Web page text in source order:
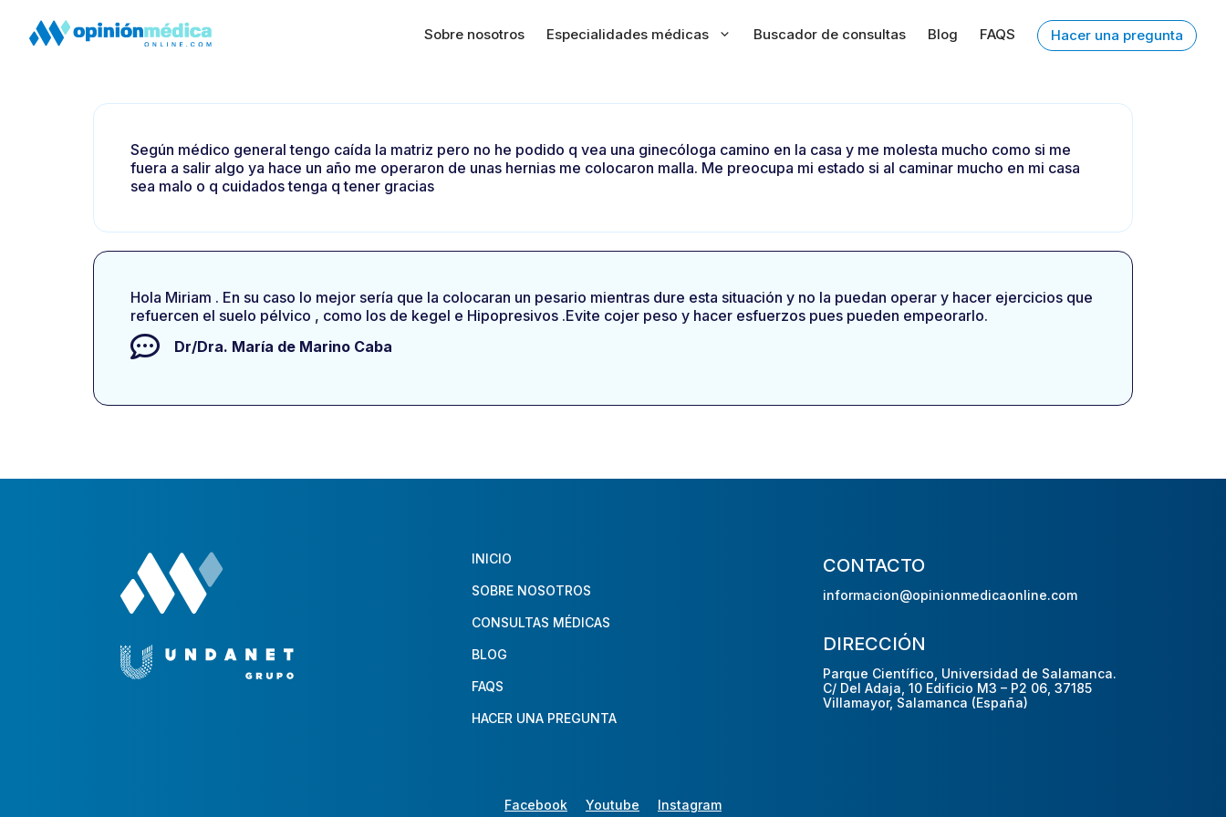
Sobre nosotros Especialidades médicas Buscador de consultas Blog FAQS Hacer una pregunta
Según médico general tengo caída la matriz pero no he podido q vea una ginecóloga camino en la casa y me molesta mucho como si me
fuera a salir algo ya hace un año me operaron de unas hernias me colocaron malla. Me preocupa mi estado si al caminar mucho en mi casa
sea malo o q cuidados tenga q tener gracias
Hola Miriam . En su caso lo mejor sería que la colocaran un pesario mientras dure esta situación y no la puedan operar y hacer ejercicios que
refuercen el suelo pélvico , como los de kegel e Hipopresivos .Evite cojer peso y hacer esfuerzos pues pueden empeorarlo.
Dr/Dra. María de Marino Caba
INICIO
SOBRE NOSOTROS
CONSULTAS MÉDICAS
BLOG
FAQS
HACER UNA PREGUNTA
CONTACTO
informacion@opinionmedicaonline.com
DIRECCIÓN
Parque Científico, Universidad de Salamanca.
C/ Del Adaja, 10 Edificio M3 – P2 06, 37185
Villamayor, Salamanca (España)
Facebook Youtube Instagram